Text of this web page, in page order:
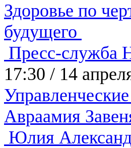
Здоровье по
будущего
Пресс-
17:30 / 14
Авраамия
Юлия